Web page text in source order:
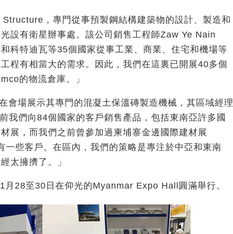
，專門從事預製鋼結構建築物的設計、製造和
設有衛星辦事處。該公司銷售工程師Zaw Ye Nain
科特迪瓦等35個國家從事工業、商業、住宅和機場等
程有相當大的需求。因此，我們在這裏已開展40多個
的物流倉庫。」
會場展示其專門的混凝土保溫磚製造機械，其區域經理
我們向84個國家的客戶銷售產品，包括東南亞許多國
展，而我們之前曾參加過柬埔寨金邊國際建材展
一些客戶。在區內，我們的策略是專注於中亞和東南
太擁擠了。」
28至30日在仰光的Myanmar Expo Hall圓滿舉行。